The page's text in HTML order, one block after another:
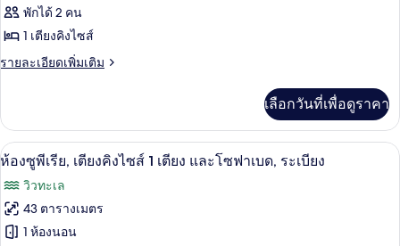
เตียง
ห้อง
ซู
พี
เตียง
คิง
ไซส์
1
เตียง,
พักได้ 2 คน
1 เตียงคิงไซส์
รายละเอียดเพิ่มเติม
ราย
เกี่ยว
กับ
ห้อง
พี
เรีย,
เตียง
คิง
เลือกวันที่เพื่อดูราคา
เปิด
ภาพถ่าย
ทั้งหมด
ของ
ห้องซูพีเรีย, เตียงคิงไซส์ 1 เตียง และ
7
ห้องซูพีเรีย, เตียงคิงไซส์ 1 เตียง และโซฟาเบด, ระเบียง
วิวทะเล
43 ตารางเมตร
1 ห้องนอน